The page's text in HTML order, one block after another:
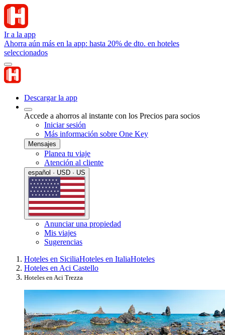
Ir a la app
Ahorra aún más en la app: hasta 20% de dto. en hoteles
seleccionados
Descargar la app
Accede a ahorros al instante con los Precios para socios
Iniciar sesión
Más información sobre One Key
Mensajes
Planea tu viaje
Atención al cliente
español · USD · US
Anunciar una propiedad
Mis viajes
Sugerencias
Hoteles en SiciliaHoteles en ItaliaHoteles
Hoteles en Aci Castello
Hoteles en Aci Trezza